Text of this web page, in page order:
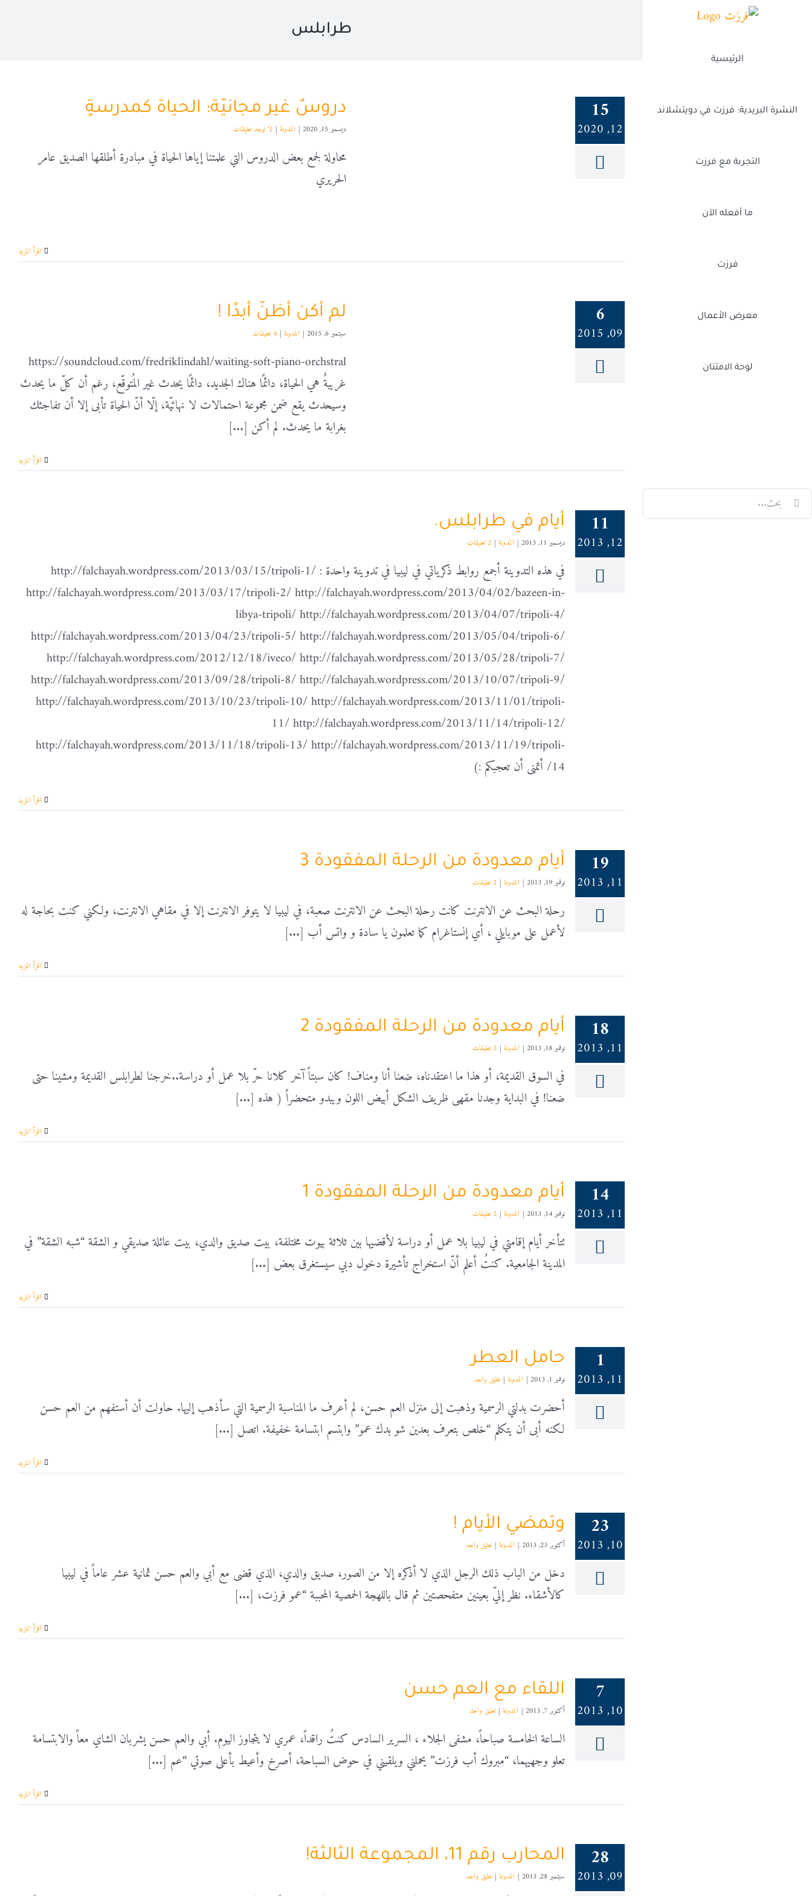
الرئيسية
النشرة البريدية: فرزت في دويتشلاند
التجربة مع فرزت
ما أفعله الآن
فرزت
معرض الأعمال
لوحة الامتنان
البحث
عن:
طرابلس
15
12, 2020
دروسٌ غير مجانيّة: الحياة كمدرسةٍ
ديسمبر 15, 2020 | المدونة | لا توجد تعليقات
محاولة لجمع بعض الدروس التي علمتنا إياها الحياة في مبادرة أطلقها الصديق عامر
الحريري
6
09, 2015
لم أكن أظنّ أبدًا !
سبتمبر 6, 2015 | المدونة | 4 تعليقات
https://soundcloud.com/fredriklindahl/waiting-soft-piano-orchstral
غريبةٌ هي الحياة، دائمًا هناك الجديد، دائمًا يحدث غير المُتوقّع، رغم أن كلّ ما يحدث
وسيحدث يقع ضمن مجموعة احتمالات لا نهائيّة، إلّا أنّ الحياة تأبى إلا أن تفاجئك
بغرابة ما يحدث. لم أكن [...]
11
12, 2013
أيام في طرابلس.
ديسمبر 11, 2013 | المدونة | 2 تعليقات
في هذه التدوينة أجمع روابط ذكرياتي في ليبيا في تدوينة واحدة : http://falchayah.wordpress.com/2013/03/15/tripoli-1/
http://falchayah.wordpress.com/2013/03/17/tripoli-2/ http://falchayah.wordpress.com/2013/04/02/bazeen-in-
libya-tripoli/ http://falchayah.wordpress.com/2013/04/07/tripoli-4/
http://falchayah.wordpress.com/2013/04/23/tripoli-5/ http://falchayah.wordpress.com/2013/05/04/tripoli-6/
http://falchayah.wordpress.com/2012/12/18/iveco/ http://falchayah.wordpress.com/2013/05/28/tripoli-7/
http://falchayah.wordpress.com/2013/09/28/tripoli-8/ http://falchayah.wordpress.com/2013/10/07/tripoli-9/
http://falchayah.wordpress.com/2013/10/23/tripoli-10/ http://falchayah.wordpress.com/2013/11/01/tripoli-
11/ http://falchayah.wordpress.com/2013/11/14/tripoli-12/
http://falchayah.wordpress.com/2013/11/18/tripoli-13/ http://falchayah.wordpress.com/2013/11/19/tripoli-
14/ أتمنى أن تعجبكم :)
19
11, 2013
أيام معدودة من الرحلة المفقودة 3
نوفمبر 19, 2013 | المدونة | 2 تعليقات
رحلة البحث عن الانترنت كانت رحلة البحث عن الانترنت صعبة، في ليبيا لا يتوفر الانترنت إلا في مقاهي الانترنت، ولكني كنت بحاجة له
لأعمل على موبايلي ، أي إنستاغرام كما تعلمون يا سادة و واتس أب [...]
18
11, 2013
أيام معدودة من الرحلة المفقودة 2
نوفمبر 18, 2013 | المدونة | 2 تعليقات
في السوق القديمة، أو هذا ما اعتقدناه، ضعنا أنا ومناف! كان سبتاً آخر كلانا حرّ بلا عمل أو دراسة..خرجنا لطرابلس القديمة ومشينا حتى
ضعنا! في البداية وجدنا مقهى ظريف الشكل أبيض اللون ويبدو متحضراً ( هذه [...]
14
11, 2013
أيام معدودة من الرحلة المفقودة 1
نوفمبر 14, 2013 | المدونة | 2 تعليقات
تتأخر أيام إقامتي في ليبيا بلا عمل أو دراسة لأقضيها بين ثلاثة بيوت مختلفة، بيت صديق والدي، بيت عائلة صديقي و الشقة “شبه الشقة” في
المدينة الجامعية. كنتُ أعلم أنّ استخراج تأشيرة دخول دبي سيستغرق بعض [...]
1
11, 2013
حامل العطر
نوفمبر 1, 2013 | المدونة | تعليق واحد
أحضرت بدلتي الرسمية وذهبت إلى منزل العم حسن، لم أعرف ما المناسبة الرسمية التي سأذهب إليها. حاولت أن أستفهم من العم حسن
لكنه أبى أن يتكلم “خلص بتعرف بعدين شو بدك عمو” وابتسم ابتسامة خفيفة. اتصل [...]
23
10, 2013
وتمضي الأيام !
أكتوبر 23, 2013 | المدونة | تعليق واحد
دخل من الباب ذلك الرجل الذي لا أذكره إلا من الصور، صديق والدي، الذي قضى مع أبي والعم حسن ثمانية عشر عاماً في ليبيا
كالأشقاء. نظر إليّ بعينين متفحصتين ثم قال باللهجة الحمصية المحببة “عمو فرزت، [...]
7
10, 2013
اللقاء مع العم حسن
أكتوبر 7, 2013 | المدونة | تعليق واحد
الساعة الخامسة صباحاً، مشفى الجلاء ، السرير السادس كنتُ راقداً، عمري لا يتجاوز اليوم. أبي والعم حسن يشربان الشاي معاً والابتسامة
تعلو وجهيهما، “مبروك أب فرزت” يحملني ويلقيني في حوض السباحة، أصرخ وأعيط بأعلى صوتي “عم [...]
28
09, 2013
المحارب رقم 11، المجموعة الثالثة!
سبتمبر 28, 2013 | المدونة | تعليق واحد